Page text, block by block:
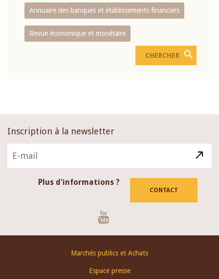
Annuaire des banques et établissements financiers
Revue économique et monétaire
Inscription à la newsletter
Plus d'informations ?
CONTACT
Marchés publics et Achats
Espace presse